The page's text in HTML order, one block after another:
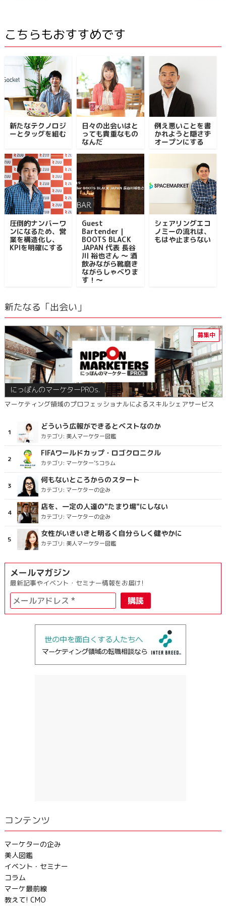
こちらもおすすめです
新たなテクノロジ
ーとタッグを組む
日々の出会いはと
っても貴重なもの
なんだ
例え悪いことを書
かれようと隠さず
オープンにする
圧倒的ナンバーワ
ンになるため、営
業を構造化し、
KPIを明確にする
Guest
Bartender｜
BOOTS BLACK
JAPAN 代表 長谷
川 裕也さん ～ 酒
飲みながら靴磨き
ながらしゃべりま
す！～
シェアリングエコ
ノミーの流れは、
もはや止まらない
新たなる「出会い」
にっぽんのマーケターPROs.
マーケティング領域のプロフェッショナルによるスキルシェアサービス
どういう広報ができるとベストなのか
カテゴリ: 美人マーケター図鑑
FIFAワールドカップ・ロゴクロニクル
カテゴリ: マーケター’Sコラム
何もないところからのスタート
カテゴリ: マーケターの企み
店を、一定の人達の"たまり場"にしない
カテゴリ: マーケターの企み
女性がいきいきと明るく自分らしく健やかに
カテゴリ: 美人マーケター図鑑
メールマガジン
最新記事やイベント・セミナー情報をお届け!
コンテンツ
マーケターの企み
美人図鑑
イベント・セミナー
コラム
マーケ最前線
教えて! CMO